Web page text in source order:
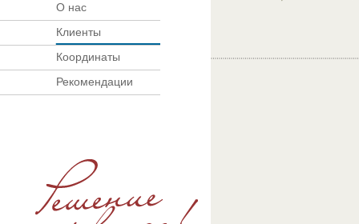
О нас
Клиенты
Координаты
Рекомендации